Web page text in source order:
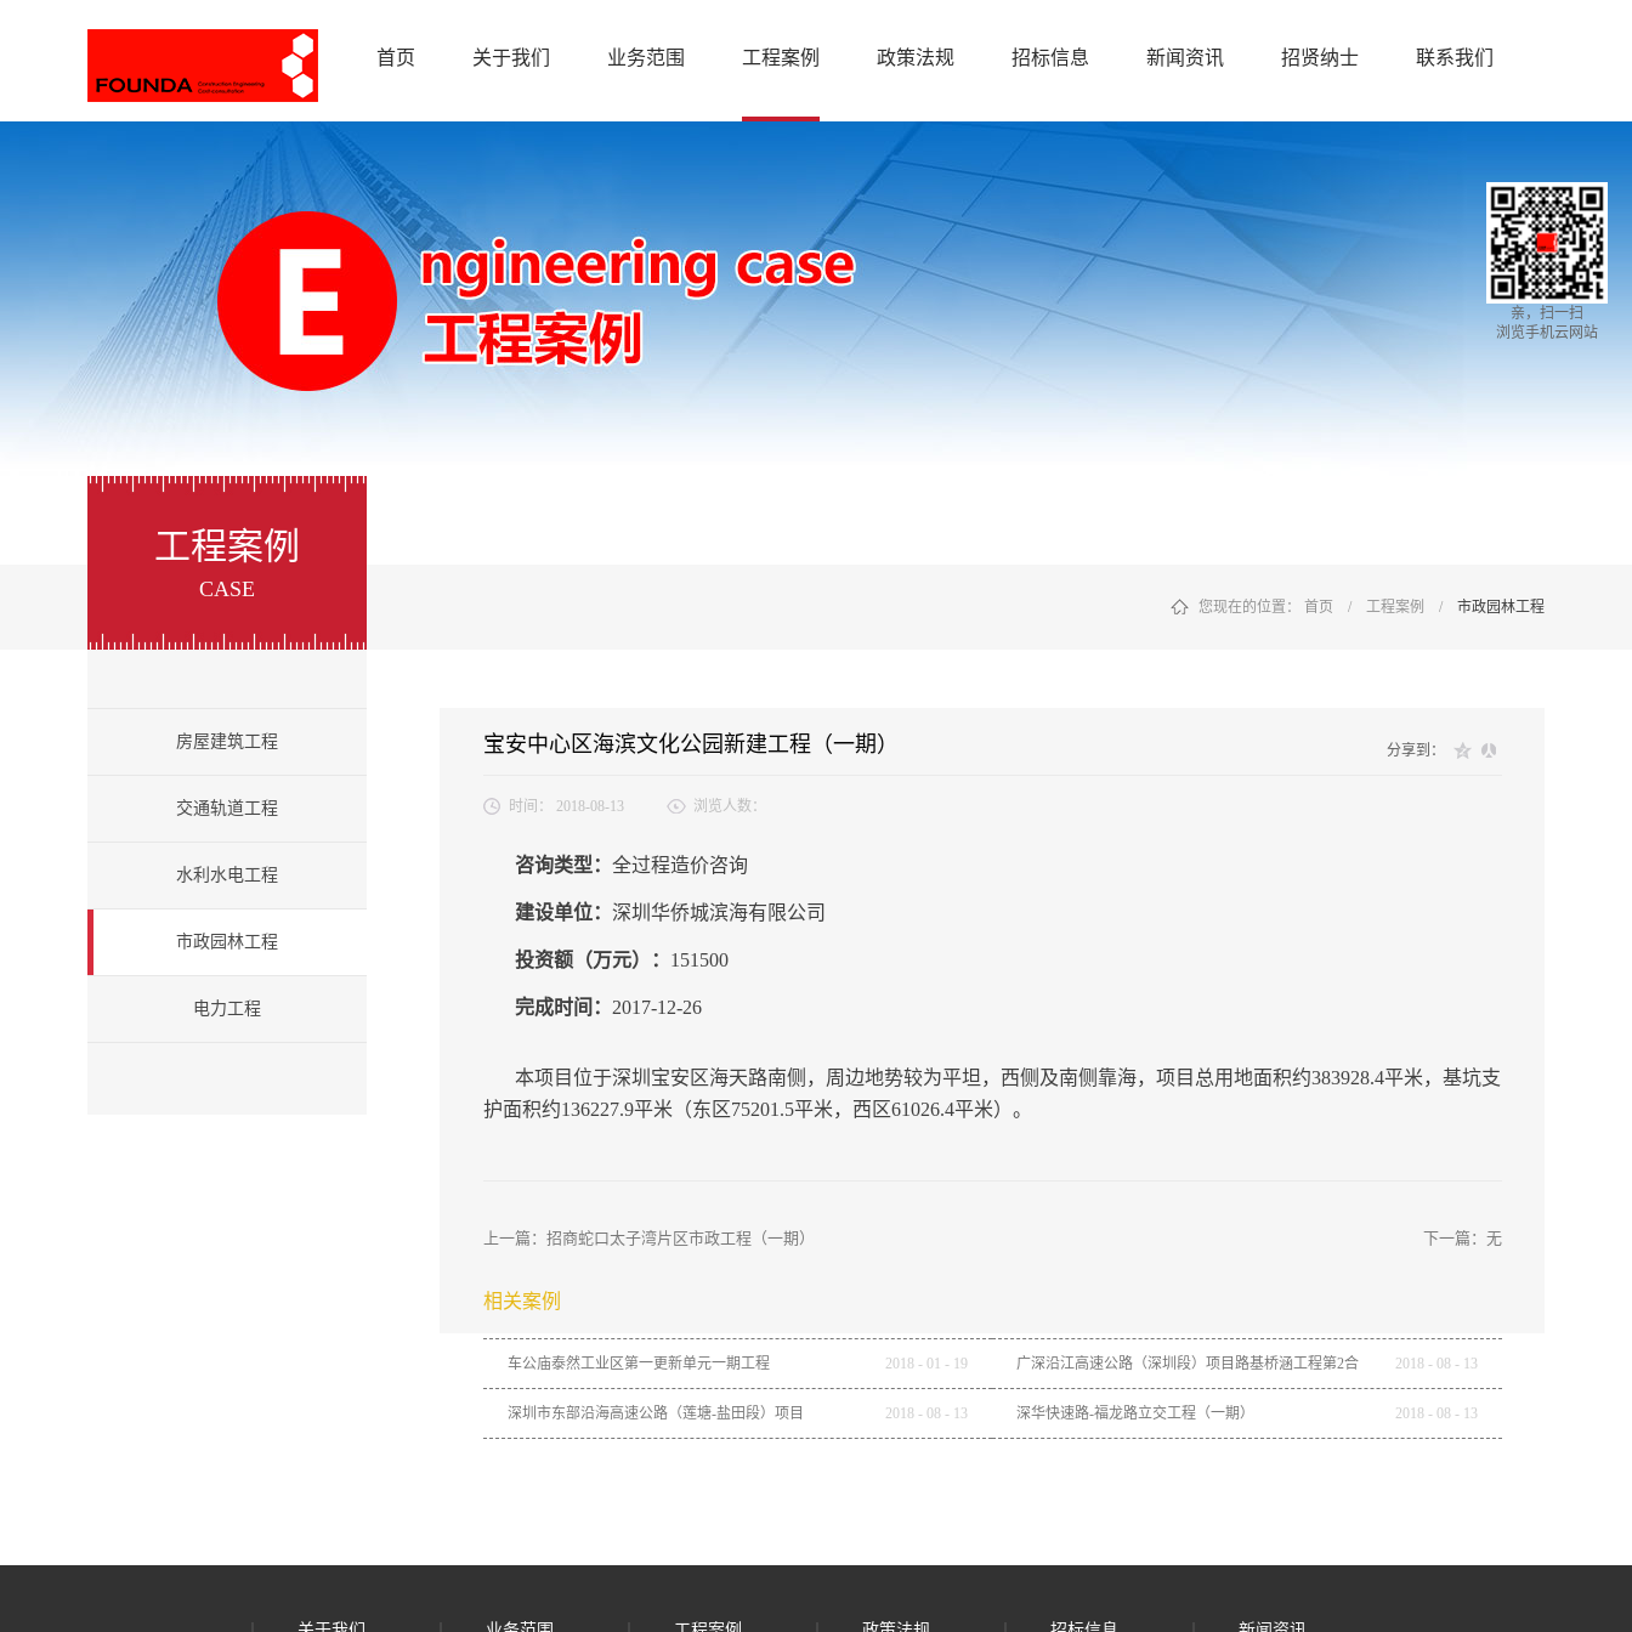
首页 关于我们 业务范围 工程案例 政策法规 招标信息 新闻资讯 招贤纳士 联系我们
工程案例
CASE
房屋建筑工程
交通轨道工程
水利水电工程
市政园林工程
电力工程
您现在的位置： 首页 / 工程案例 / 市政园林工程
宝安中心区海滨文化公园新建工程（一期） 分享到：
时间： 2018-08-13 浏览人数：
咨询类型： 全过程造价咨询
建设单位： 深圳华侨城滨海有限公司
投资额（万元）： 151500
完成时间： 2017-12-26
本项目位于深圳宝安区海天路南侧，周边地势较为平坦，西侧及南侧靠海，项目总用地面积约383928.4平米，基坑支
护面积约136227.9平米（东区75201.5平米，西区61026.4平米）。
上一篇： 招商蛇口太子湾片区市政工程（一期） 下一篇：无
相关案例
车公庙泰然工业区第一更新单元一期工程 2018 - 01 - 19 广深沿江高速公路（深圳段）项目路基桥涵工程第2合
同段
2018 - 08 - 13
深圳市东部沿海高速公路（莲塘-盐田段）项目 2018 - 08 - 13 深华快速路-福龙路立交工程（一期） 2018 - 08 - 13
亲，扫一扫
浏览手机云网站